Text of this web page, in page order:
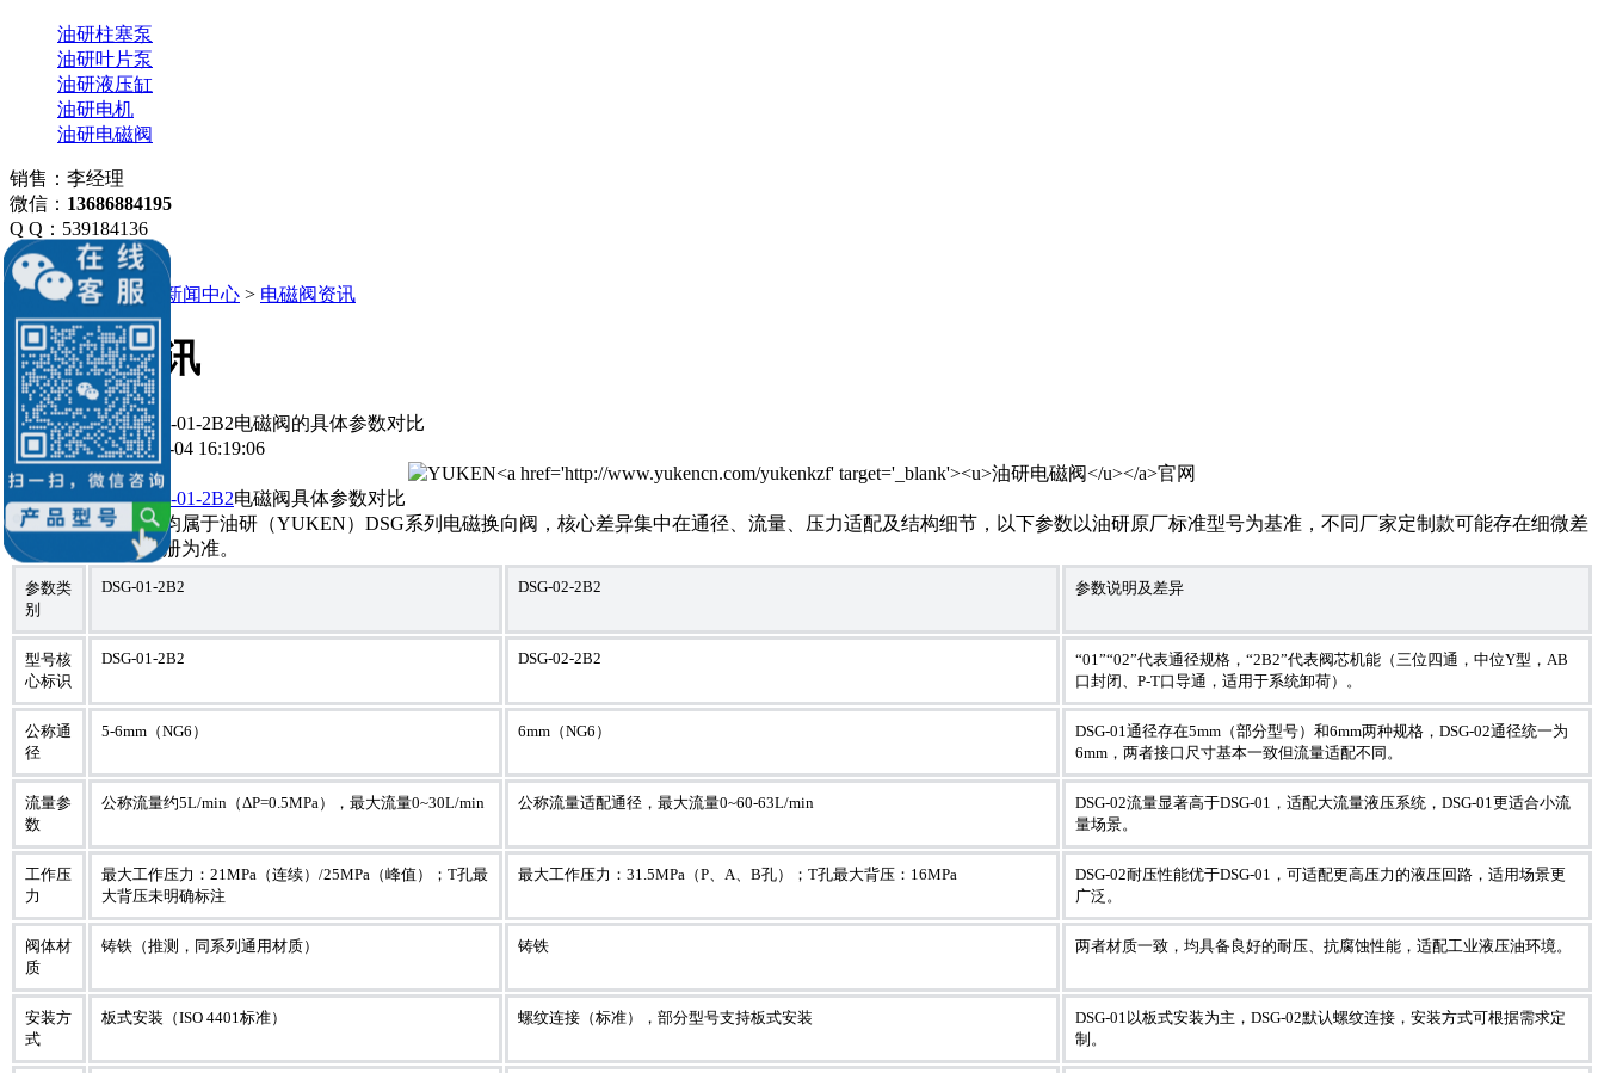
油研柱塞泵
油研叶片泵
油研液压缸
油研电机
油研电磁阀
销售：李经理
微信： 13686884195
Q Q：539184136
539184136@qq.com
当前位置： 主页 新闻中心 > 电磁阀资讯
电磁阀资讯
DSG-02-2B2和DSG-01-2B2电磁阀的具体参数对比
发布时间：2026-08-04 16:19:06
DSG-02-2B2和DSG-01-2B2电磁阀具体参数对比
说明：两款电磁阀均属于油研（YUKEN）DSG系列电磁换向阀，核心差异集中在通径、流量、压力适配及结构细节，以下参数以油研原厂标准型号为基准，不同厂家定制款可能存在细微差
异，具体以产品手册为准。
参数类
别
DSG-01-2B2 DSG-02-2B2 参数说明及差异
型号核
心标识
DSG-01-2B2 DSG-02-2B2
“01”“02”代表通径规格，“2B2”代表阀芯机能（三位四通，中位Y型，AB
口封闭、P-T口导通，适用于系统卸荷）。
公称通
径
5-6mm（NG6） 6mm（NG6）
DSG-01通径存在5mm（部分型号）和6mm两种规格，DSG-02通径统一为
6mm，两者接口尺寸基本一致但流量适配不同。
流量参
数
公称流量约5L/min（ΔP=0.5MPa），最大流量0~30L/min 公称流量适配通径，最大流量0~60-63L/min
DSG-02流量显著高于DSG-01，适配大流量液压系统，DSG-01更适合小流
量场景。
工作压
力
最大工作压力：21MPa（连续）/25MPa（峰值）；T孔最
大背压未明确标注
最大工作压力：31.5MPa（P、A、B孔）；T孔最大背压：16MPa
DSG-02耐压性能优于DSG-01，可适配更高压力的液压回路，适用场景更
广泛。
阀体材
质
铸铁（推测，同系列通用材质） 铸铁 两者材质一致，均具备良好的耐压、抗腐蚀性能，适配工业液压油环境。
安装方
式
板式安装（ISO 4401标准） 螺纹连接（标准），部分型号支持板式安装
DSG-01以板式安装为主，DSG-02默认螺纹连接，安装方式可根据需求定
制。